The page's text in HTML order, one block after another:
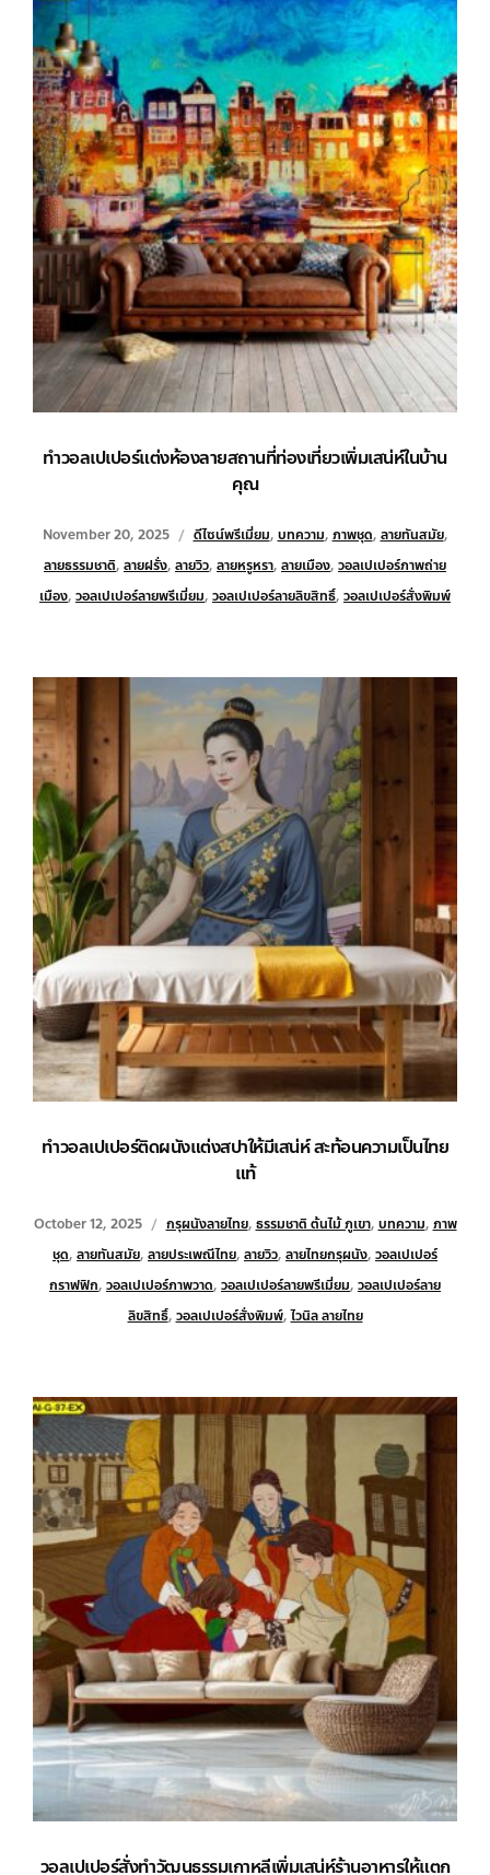
ทำวอลเปเปอร์แต่งห้องลายสถานที่ท่องเที่ยวเพิ่มเสน่ห์ในบ้าน
คุณ
November 20, 2025 ดีไซน์พรีเมี่ยม, บทความ, ภาพชุด, ลายทันสมัย,
ลายธรรมชาติ, ลายฝรั่ง, ลายวิว, ลายหรูหรา, ลายเมือง, วอลเปเปอร์ภาพถ่าย
เมือง, วอลเปเปอร์ลายพรีเมี่ยม, วอลเปเปอร์ลายลิขสิทธิ์, วอลเปเปอร์สั่งพิมพ์
ทำวอลเปเปอร์ติดผนังแต่งสปาให้มีเสน่ห์ สะท้อนความเป็นไทย
แท้
October 12, 2025 กรุผนังลายไทย, ธรรมชาติ ต้นไม้ ภูเขา, บทความ, ภาพ
ชุด, ลายทันสมัย, ลายประเพณีไทย, ลายวิว, ลายไทยกรุผนัง, วอลเปเปอร์
กราฟฟิก, วอลเปเปอร์ภาพวาด, วอลเปเปอร์ลายพรีเมี่ยม, วอลเปเปอร์ลาย
ลิขสิทธิ์, วอลเปเปอร์สั่งพิมพ์,ไวนิล ลายไทย
วอลเปเปอร์สั่งทำวัฒนธรรมเกาหลีเพิ่มเสน่ห์ร้านอาหารให้แตก